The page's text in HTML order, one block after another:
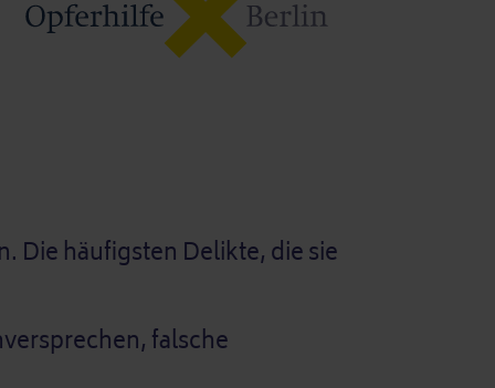
Die häufigsten Delikte, die sie
falsche